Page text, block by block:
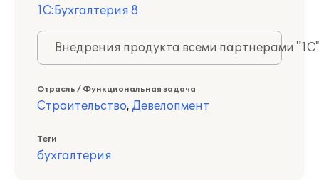
1С:Бухгалтерия 8
Внедрения продукта всеми партнерами
Отрасль / Функциональная задача
Строительство, Девелопмент
Теги
бухгалтерия